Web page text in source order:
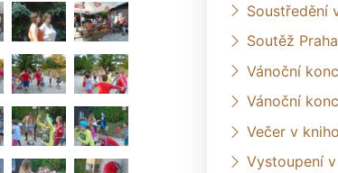
Soustředění
Soutěž Praha
Vánoční
Vánoční
Večer v
Vystoupení